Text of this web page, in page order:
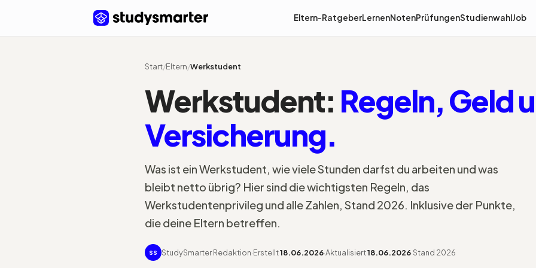
Eltern-RatgeberLernenNotenPrüfungenStudienwahlJob
Start/Eltern/Werkstudent
Werkstudent: Regeln, Geld
Versicherung.
Was ist ein Werkstudent, wie viele Stunden darfst du arbeiten und was
bleibt netto übrig? Hier sind die wichtigsten Regeln, das
Werkstudentenprivileg und alle Zahlen, Stand 2026. Inklusive der Punkte,
die deine Eltern betreffen.
SS StudySmarter Redaktion·Erstellt18.06.2026·Aktualisiert18.06.2026·Stand 2026